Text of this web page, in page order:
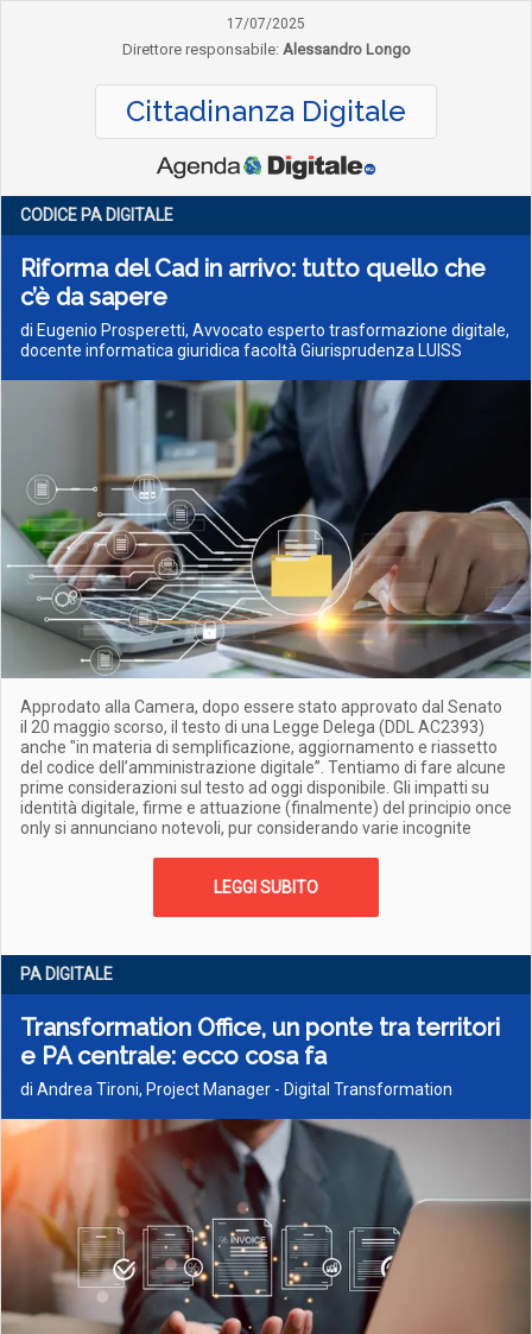
17/07/2025
Direttore responsabile: Alessandro Longo
Cittadinanza Digitale
CODICE PA DIGITALE
Riforma del Cad in arrivo: tutto quello che
c’è da sapere
di Eugenio Prosperetti, Avvocato esperto trasformazione digitale,
docente informatica giuridica facoltà Giurisprudenza LUISS
Approdato alla Camera, dopo essere stato approvato dal Senato
il 20 maggio scorso, il testo di una Legge Delega (DDL AC2393)
anche "in materia di semplificazione, aggiornamento e riassetto
del codice dell’amministrazione digitale”. Tentiamo di fare alcune
prime considerazioni sul testo ad oggi disponibile. Gli impatti su
identità digitale, firme e attuazione (finalmente) del principio once
only si annunciano notevoli, pur considerando varie incognite
LEGGI SUBITO
PA DIGITALE
Transformation Office, un ponte tra territori
e PA centrale: ecco cosa fa
di Andrea Tironi, Project Manager - Digital Transformation